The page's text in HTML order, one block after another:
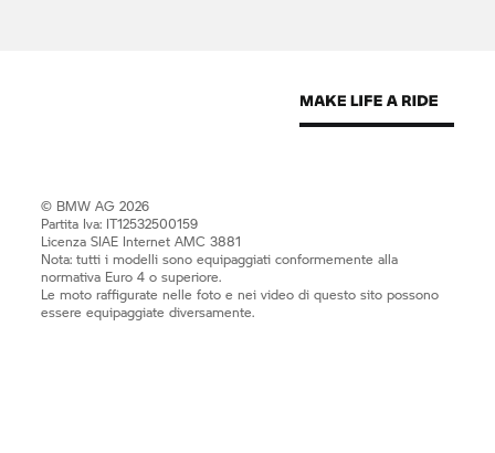
© BMW AG 2026
Partita Iva: IT12532500159
Licenza SIAE Internet AMC 3881
Nota: tutti i modelli sono equipaggiati conformemente alla
normativa Euro 4 o superiore.
Le moto raffigurate nelle foto e nei video di questo sito possono
essere equipaggiate diversamente.